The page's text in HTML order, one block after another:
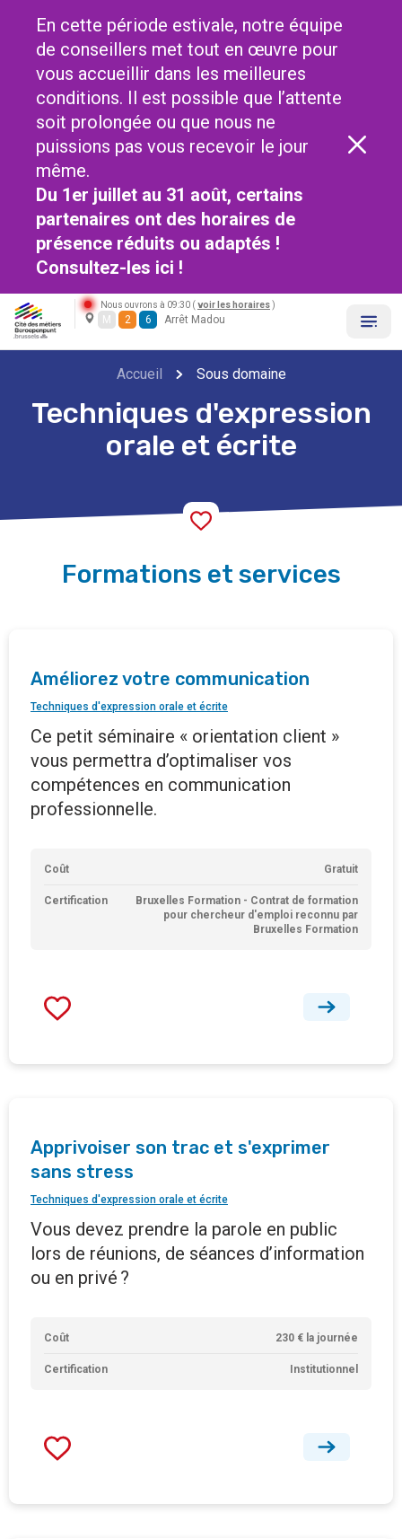
En cette période estivale, notre équipe
de conseillers met tout en œuvre pour
vous accueillir dans les meilleures
conditions. Il est possible que l’attente
soit prolongée ou que nous ne
puissions pas vous recevoir le jour
même.
Du 1er juillet au 31 août, certains
partenaires ont des horaires de
présence réduits ou adaptés !
Consultez-les ici !
Nous ouvrons à 09:30 ( voir les horaires )
M 2 6 Arrêt Madou
Accueil Sous domaine
Techniques d'expression
orale et écrite
Formations et services
Améliorez votre communication
Techniques d'expression orale et écrite
Ce petit séminaire « orientation client »
vous permettra d’optimaliser vos
compétences en communication
professionnelle.
Coût Gratuit
Certification
Bruxelles Formation - Contrat de formation
pour chercheur d'emploi reconnu par
Bruxelles Formation
Apprivoiser son trac et s'exprimer
sans stress
Techniques d'expression orale et écrite
Vous devez prendre la parole en public
lors de réunions, de séances d’information
ou en privé ?
Coût 230 € la journée
Certification Institutionnel